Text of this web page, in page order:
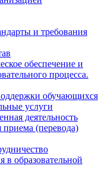
и требования
обеспечение и
процесса.
обучающихся
услуги
деятельность
приема (перевода)
в образовательной